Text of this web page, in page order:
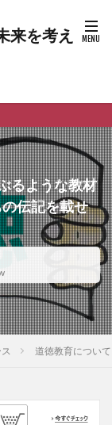
ような教材
伝記を載せ
道徳教育につい